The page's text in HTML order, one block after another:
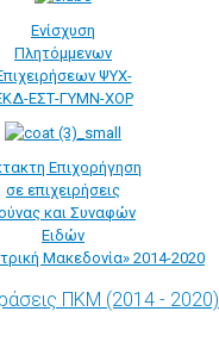
Ενίσχυση
Πλητόμμενων
ΨΥΧ-
ΕΣΤ-ΓΥΜΝ-ΧΟΡ
Επιχορήγηση
σε επιχειρήσεις
και Συναφών
Ειδών
Μακεδονία» 2014-2020
ΠΚΜ (2014 - 2020)